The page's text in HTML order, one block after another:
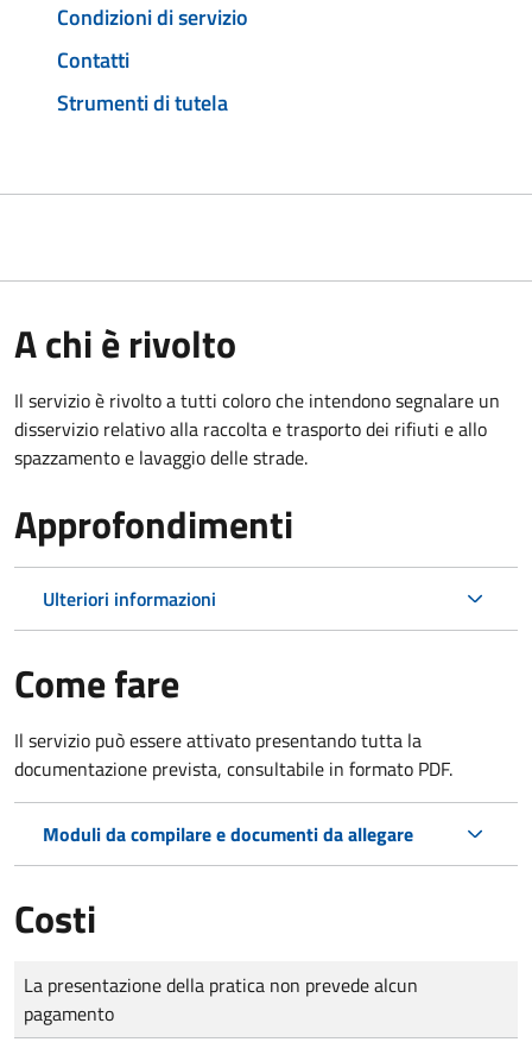
Condizioni di servizio
Contatti
Strumenti di tutela
A chi è rivolto
Il servizio è rivolto a tutti coloro che intendono segnalare un
disservizio relativo alla raccolta e trasporto dei rifiuti e allo
spazzamento e lavaggio delle strade.
Approfondimenti
Ulteriori informazioni
Come fare
Il servizio può essere attivato presentando tutta la
documentazione prevista, consultabile in formato PDF.
Moduli da compilare e documenti da allegare
Costi
Tipo di pagamento
Importo
La presentazione della pratica non prevede alcun
pagamento